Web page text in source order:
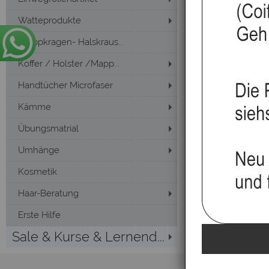
Watteprodukte
Kreppkragen- Halskraus...
Koffer / Holster /Mapp...
Handtücher Microfaser
Kämme
Übungsmatrial
Umhänge
Kosmetik
Haar-Beratung
Erste Hilfe
Sale & Kurse & Lernend...